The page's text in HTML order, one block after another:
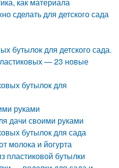
сделать для детского сада
бутылок для детского сада.
— 23 новые
бутылок для
руками
дачи своими руками
бутылок для сада
молока и йогурта
пластиковой бутылки